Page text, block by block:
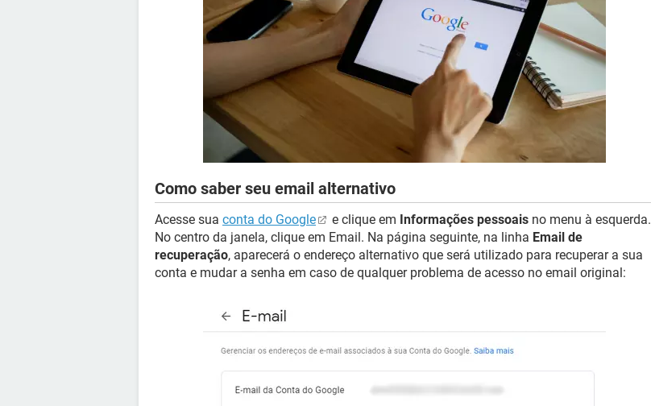
Como saber seu email alternativo
Acesse sua conta do Google e clique em Informações pessoais no menu à esquerda.
No centro da janela, clique em Email. Na página seguinte, na linha Email de
recuperação, aparecerá o endereço alternativo que será utilizado para recuperar a sua
conta e mudar a senha em caso de qualquer problema de acesso no email original: